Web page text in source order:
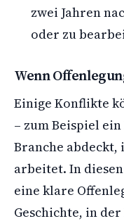
zwei Jahren
oder zu
Wenn
Einige Konflikte
– zum Beispiel
Branche
arbeitet. In
eine klare
Geschichte, in